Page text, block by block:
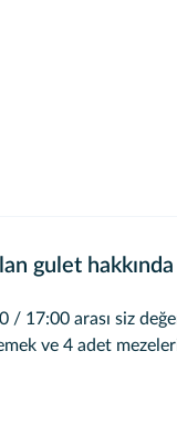
gulet hakkında
/ 17:00 arası siz
ve 4 adet